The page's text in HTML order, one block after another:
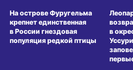
На острове Фуругельма
крепнет единственная
в России гнездовая
популяция редкой птицы
в